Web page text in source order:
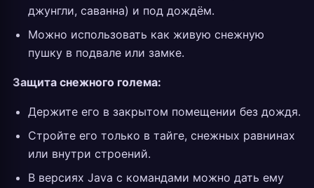
джунгли, саванна) и под дождём.
Можно использовать как живую снежную
пушку в подвале или замке.
Защита снежного голема:
Держите его в закрытом помещении без дождя.
Стройте его только в тайге, снежных равнинах
или внутри строений.
В версиях Java с командами можно дать ему